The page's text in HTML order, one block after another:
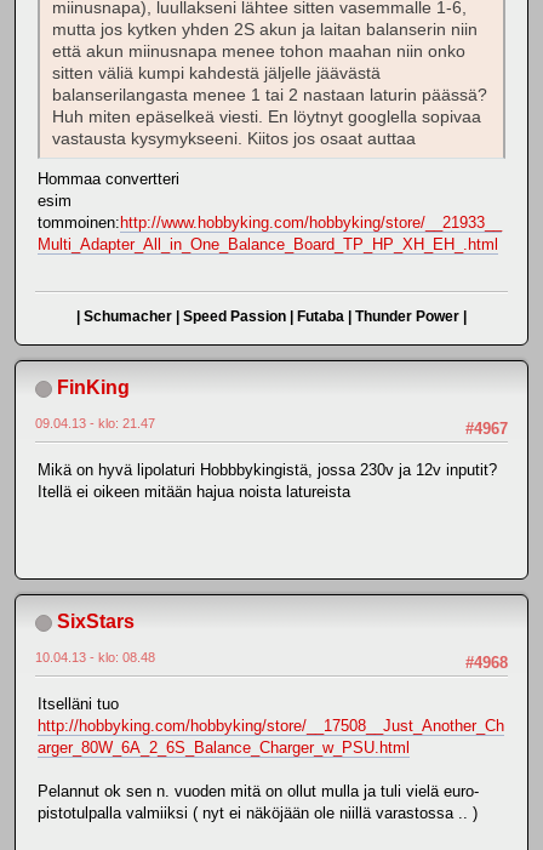
miinusnapa), luullakseni lähtee sitten vasemmalle 1-6,
mutta jos kytken yhden 2S akun ja laitan balanserin niin
että akun miinusnapa menee tohon maahan niin onko
sitten väliä kumpi kahdestä jäljelle jäävästä
balanserilangasta menee 1 tai 2 nastaan laturin päässä?
Huh miten epäselkeä viesti. En löytnyt googlella sopivaa
vastausta kysymykseeni. Kiitos jos osaat auttaa
Hommaa convertteri
esim
tommoinen: http://www.hobbyking.com/hobbyking/store/__21933__
Multi_Adapter_All_in_One_Balance_Board_TP_HP_XH_EH_.html
| Schumacher | Speed Passion | Futaba | Thunder Power |
FinKing
#4967
09.04.13 - klo: 21.47
Mikä on hyvä lipolaturi Hobbbykingistä, jossa 230v ja 12v inputit?
Itellä ei oikeen mitään hajua noista latureista
SixStars
#4968
10.04.13 - klo: 08.48
Itselläni tuo
http://hobbyking.com/hobbyking/store/__17508__Just_Another_Ch
arger_80W_6A_2_6S_Balance_Charger_w_PSU.html
Pelannut ok sen n. vuoden mitä on ollut mulla ja tuli vielä euro-
pistotulpalla valmiiksi ( nyt ei näköjään ole niillä varastossa .. )